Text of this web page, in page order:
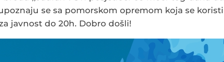
se sa pomorskom opremom koja se koristi
javnost do 20h. Dobro došli!